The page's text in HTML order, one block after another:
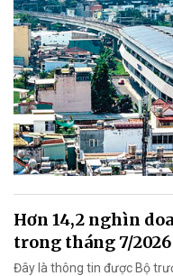
Hơn 14,2 nghìn
trong tháng 7/2026
Đây là thông tin được Bộ